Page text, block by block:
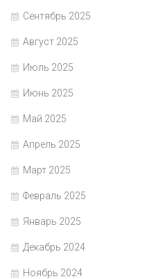
Сентябрь 2025
Август 2025
Июль 2025
Июнь 2025
Май 2025
Апрель 2025
Март 2025
Февраль 2025
Январь 2025
Декабрь 2024
Ноябрь 2024